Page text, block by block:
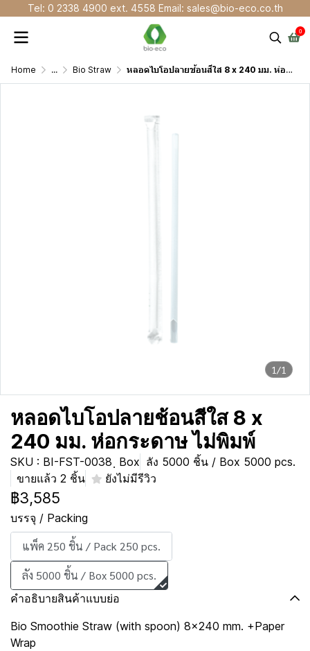
Tel: 0 2338 4900 ext. 4558 Email: sales@bio-eco.co.th
0
Home ... Bio Straw หลอดไบโอปลายช้อนสีใส 8 x 240 มม. ห่อกระดาษ ไม่พิมพ์
1/1
หลอดไบโอปลายช้อนสีใส 8 x
240 มม. ห่อกระดาษ ไม่พิมพ์
SKU : BI-FST-0038 ฺ Box ลัง 5000 ชิ้น / Box 5000 pcs.
ขายแล้ว 2 ชิ้น
ยังไม่มีรีวิว
฿3,585
บรรจุ / Packing
แพ็ค 250 ชิ้น / Pack 250 pcs.
ลัง 5000 ชิ้น / Box 5000 pcs.
คำอธิบายสินค้าแบบย่อ
Bio Smoothie Straw (with spoon) 8x240 mm. +Paper
Wrap